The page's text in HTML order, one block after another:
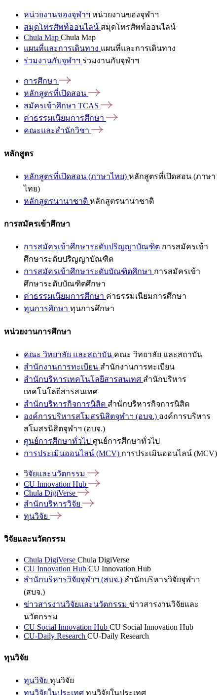
หน่วยงานของจุฬาฯ หน่วยงานของจุฬาฯ
สมุดโทรศัพท์ออนไลน์ สมุดโทรศัพท์ออนไลน์
Chula Map Chula Map
แผนที่และการเดินทาง แผนที่และการเดินทาง
ร่วมงานกับจุฬาฯ ร่วมงานกับจุฬาฯ
การศึกษา
หลักสูตรที่เปิดสอน
สมัครเข้าศึกษา TCAS
ค่าธรรมเนียมการศึกษา
คณะและสำนักวิชา
หลักสูตร
หลักสูตรที่เปิดสอน (ภาษาไทย) หลักสูตรที่เปิดสอน (ภาษา
ไทย)
หลักสูตรนานาชาติ หลักสูตรนานาชาติ
การสมัครเข้าศึกษา
การสมัครเข้าศึกษาระดับปริญญาบัณฑิต การสมัครเข้า
ศึกษาระดับปริญญาบัณฑิต
การสมัครเข้าศึกษาระดับบัณฑิตศึกษา การสมัครเข้า
ศึกษาระดับบัณฑิตศึกษา
ค่าธรรมเนียมการศึกษา ค่าธรรมเนียมการศึกษา
ทุนการศึกษา ทุนการศึกษา
หน่วยงานการศึกษา
คณะ วิทยาลัย และสถาบัน คณะ วิทยาลัย และสถาบัน
สำนักงานการทะเบียน สำนักงานการทะเบียน
สำนักบริหารเทคโนโลยีสารสนเทศ สำนักบริหาร
เทคโนโลยีสารสนเทศ
สำนักบริหารกิจการนิสิต สำนักบริหารกิจการนิสิต
องค์การบริหารสโมสรนิสิตจุฬาฯ (อบจ.) องค์การบริหาร
สโมสรนิสิตจุฬาฯ (อบจ.)
ศูนย์การศึกษาทั่วไป ศูนย์การศึกษาทั่วไป
การประเมินออนไลน์ (MCV) การประเมินออนไลน์ (MCV)
วิจัยและนวัตกรรม
CU Innovation Hub
Chula DigiVerse
สำนักบริหารวิจัย
ทุนวิจัย
วิจัยและนวัตกรรม
Chula DigiVerse Chula DigiVerse
CU Innovation Hub CU Innovation Hub
สำนักบริหารวิจัยจุฬาฯ (สบจ.) สำนักบริหารวิจัยจุฬาฯ
(สบจ.)
ข่าวสารงานวิจัยและนวัตกรรม ข่าวสารงานวิจัยและ
นวัตกรรม
CU Social Innovation Hub CU Social Innovation Hub
CU-Daily Research CU-Daily Research
ทุนวิจัย
ทุนวิจัย ทุนวิจัย
ทุนวิจัยในประเทศ ทุนวิจัยในประเทศ